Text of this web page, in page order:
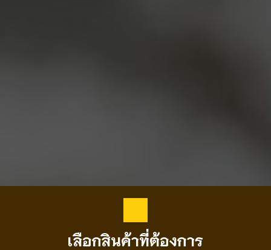
เลือกสินค้าที่ต้องการ